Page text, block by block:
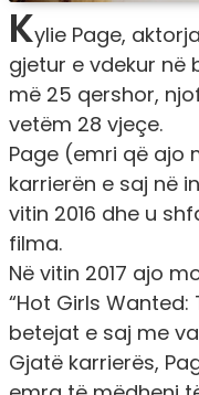
Kylie Page,
gjetur e vdekur në
më 25 qershor,
vetëm 28 vjeçe.
Page (emri që ajo
karrierën e saj në
vitin 2016 dhe u
filma.
Në vitin 2017 ajo
“Hot Girls Wanted:
betejat e saj me
Gjatë karrierës,